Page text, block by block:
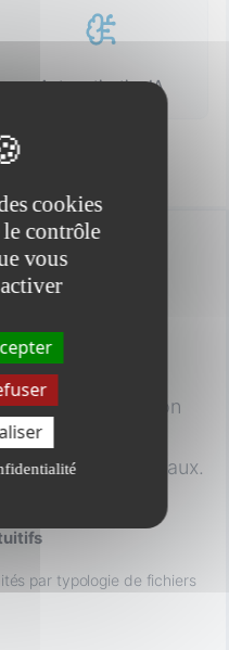
Automatisation IA
d'anonymisation
offre une
et journaux.
par typologie de fichiers
cookies
contrôle
vous